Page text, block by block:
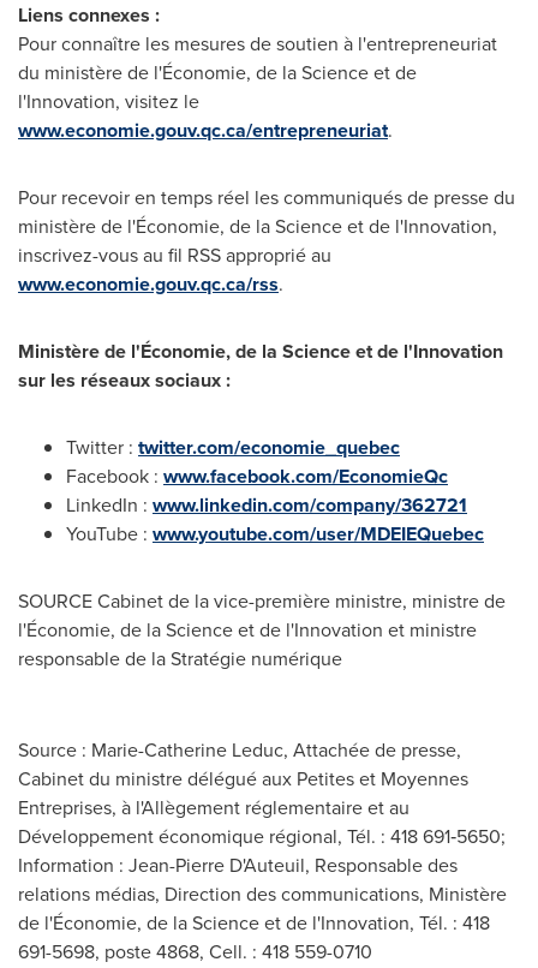
Liens connexes :
Pour connaître les mesures de soutien à l'entrepreneuriat
du ministère de l'Économie, de la Science et de
l'Innovation, visitez le
www.economie.gouv.qc.ca/entrepreneuriat.
Pour recevoir en temps réel les communiqués de presse du
ministère de l'Économie, de la Science et de l'Innovation,
inscrivez-vous au fil RSS approprié au
www.economie.gouv.qc.ca/rss.
Ministère de l'Économie, de la Science et de l'Innovation
sur les réseaux sociaux :
Twitter : twitter.com/economie_quebec
Facebook : www.facebook.com/EconomieQc
LinkedIn : www.linkedin.com/company/362721
YouTube : www.youtube.com/user/MDEIEQuebec
SOURCE Cabinet de la vice-première ministre, ministre de
l'Économie, de la Science et de l'Innovation et ministre
responsable de la Stratégie numérique
Source : Marie-Catherine Leduc, Attachée de presse,
Cabinet du ministre délégué aux Petites et Moyennes
Entreprises, à l'Allègement réglementaire et au
Développement économique régional, Tél. : 418 691‑5650;
Information : Jean-Pierre D'Auteuil, Responsable des
relations médias, Direction des communications, Ministère
de l'Économie, de la Science et de l'Innovation, Tél. : 418
691-5698, poste 4868, Cell. : 418 559-0710